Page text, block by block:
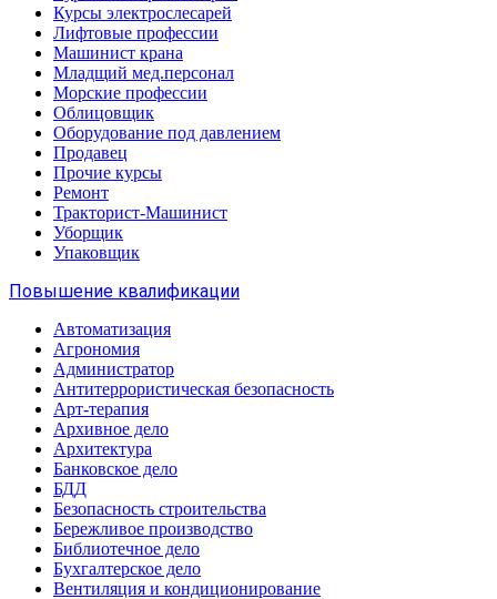
Курсы электрослесарей
Лифтовые профессии
Машинист крана
Младщий мед.персонал
Морские профессии
Облицовщик
Оборудование под давлением
Продавец
Прочие курсы
Ремонт
Тракторист-Машинист
Уборщик
Упаковщик
Повышение квалификации
Автоматизация
Агрономия
Администратор
Антитеррористическая безопасность
Арт-терапия
Архивное дело
Архитектура
Банковское дело
БДД
Безопасность строительства
Бережливое производство
Библиотечное дело
Бухгалтерское дело
Вентиляция и кондиционирование